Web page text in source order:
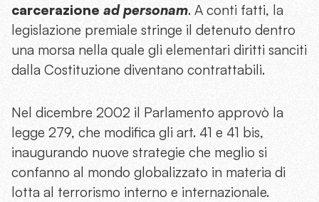
carcerazione ad personam. A conti fatti, la
legislazione premiale stringe il detenuto dentro
una morsa nella quale gli elementari diritti sanciti
dalla Costituzione diventano contrattabili.
Nel dicembre 2002 il Parlamento approvò la
legge 279, che modifica gli art. 41 e 41 bis,
inaugurando nuove strategie che meglio si
confanno al mondo globalizzato in materia di
lotta al terrorismo interno e internazionale.